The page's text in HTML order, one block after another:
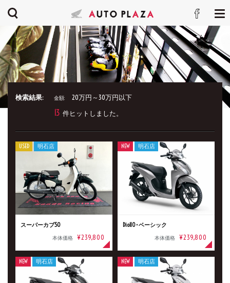
検索結果: 金額: 20万円～30万円以下
13 件ヒットしました。
スーパーカブ50
本体価格 ¥239,800
USED 明石店
Dio110･ベーシック
本体価格 ¥239,800
NEW 明石店
NEW 明石店 NEW 明石店